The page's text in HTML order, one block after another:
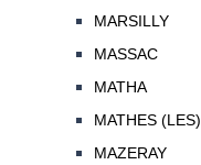
MARSILLY
MASSAC
MATHA
MATHES (LES)
MAZERAY